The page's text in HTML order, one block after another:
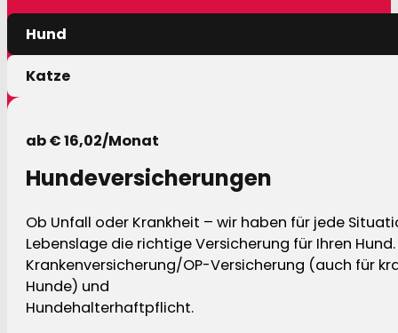
Hund
Katze
ab € 16,02/Monat
Hundeversicherungen
Ob Unfall oder Krankheit – wir haben für jede
Lebenslage die richtige Versicherung für Ihren Hund.
Krankenversicherung/OP-Versicherung (auch für
Hunde) und
Hundehalterhaftpflicht.